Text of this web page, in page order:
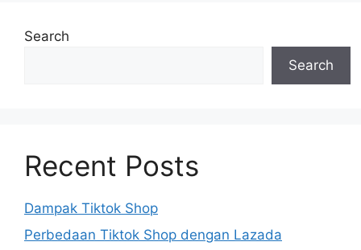
Search
Search
Recent Posts
Dampak Tiktok Shop
Perbedaan Tiktok Shop dengan Lazada